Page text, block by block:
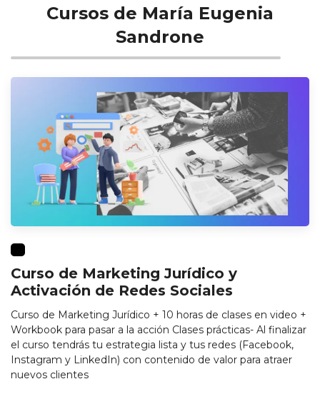
Cursos de María Eugenia
Sandrone
Curso de Marketing Jurídico y
Activación de Redes Sociales
Curso de Marketing Jurídico + 10 horas de clases en video +
Workbook para pasar a la acción Clases prácticas- Al finalizar
el curso tendrás tu estrategia lista y tus redes (Facebook,
Instagram y LinkedIn) con contenido de valor para atraer
nuevos clientes